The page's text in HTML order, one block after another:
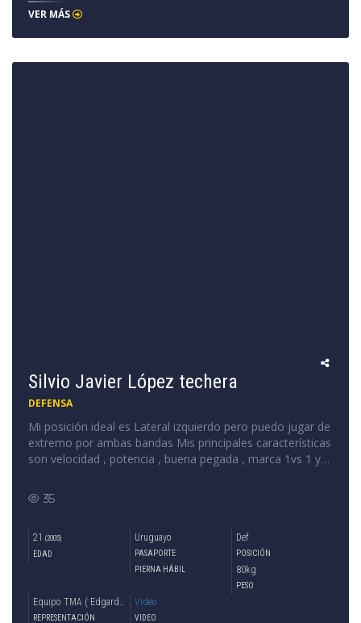
VER MÁS
Silvio Javier López techera
DEFENSA
Mi posición ideal es Lateral izquierdo pero puedo jugar de
extremo por ambas bandas Mis principales características
son velocidad , potencia , buena pegada , marca 1vs 1 y
35
21 (2005)
EDAD
Uruguayo
PASAPORTE
Def
POSICIÓN
PIERNA HÁBIL
80kg
PESO
REPRESENTACIÓN
Video
VIDEO